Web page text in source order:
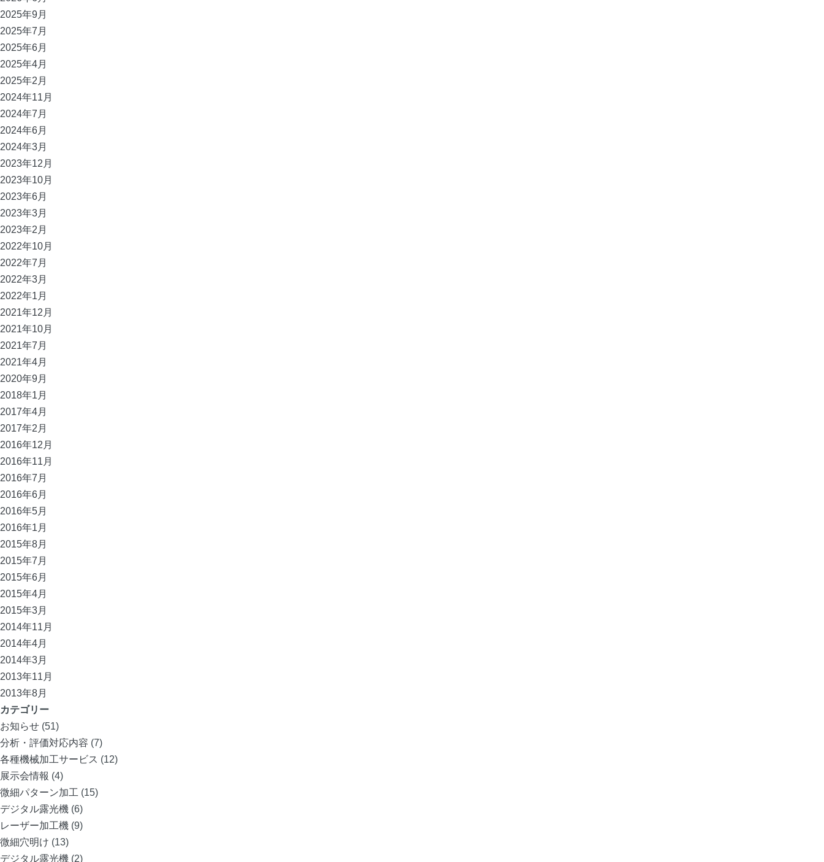
2025年9月
2025年7月
2025年6月
2025年4月
2025年2月
2024年11月
2024年7月
2024年6月
2024年3月
2023年12月
2023年10月
2023年6月
2023年3月
2023年2月
2022年10月
2022年7月
2022年3月
2022年1月
2021年12月
2021年10月
2021年7月
2021年4月
2020年9月
2018年1月
2017年4月
2017年2月
2016年12月
2016年11月
2016年7月
2016年6月
2016年5月
2016年1月
2015年8月
2015年7月
2015年6月
2015年4月
2015年3月
2014年11月
2014年4月
2014年3月
2013年11月
2013年8月
カテゴリー
お知らせ (51)
分析・評価対応内容 (7)
各種機械加工サービス (12)
展示会情報 (4)
微細パターン加工 (15)
デジタル露光機 (6)
レーザー加工機 (9)
微細穴明け (13)
デジタル露光機 (2)